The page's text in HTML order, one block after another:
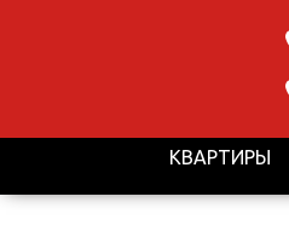
КВАРТИРЫ